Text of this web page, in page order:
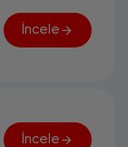
İncele
İncele